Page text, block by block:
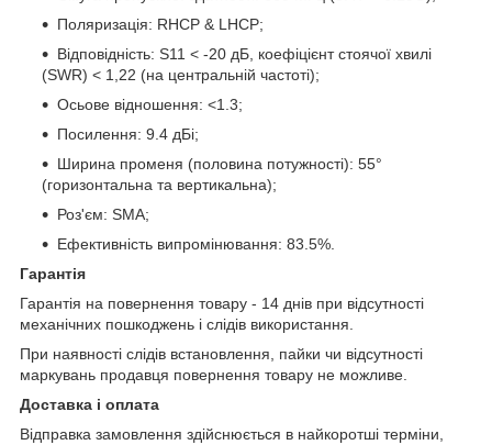
Поляризація: RHCP & LHCP;
Відповідність: S11 < -20 дБ, коефіцієнт стоячої хвилі
(SWR) < 1,22 (на центральній частоті);
Осьове відношення: <1.3;
Посилення: 9.4 дБі;
Ширина променя (половина потужності): 55°
(горизонтальна та вертикальна);
Роз'єм: SMA;
Ефективність випромінювання: 83.5%.
Гарантія
Гарантія на повернення товару - 14 днів при відсутності
механічних пошкоджень і слідів використання.
При наявності слідів встановлення, пайки чи відсутності
маркувань продавця повернення товару не можливе.
Доставка і оплата
Відправка замовлення здійснюється в найкоротші терміни,